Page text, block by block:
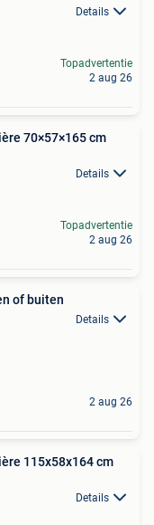
Details
Topadvertentie
2 aug 26
70×57×165 cm
Details
Topadvertentie
2 aug 26
of buiten
Details
2 aug 26
115x58x164 cm
Details